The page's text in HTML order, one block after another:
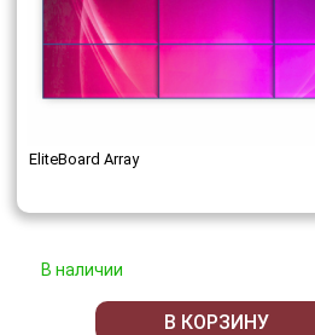
EliteBoard Array
В наличии
В КОРЗИНУ